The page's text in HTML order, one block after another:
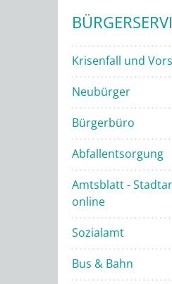
Krisenfall und
Neubürger
Bürgerbüro
Abfallentsorgung
Amtsblatt -
online
Sozialamt
Bus & Bahn